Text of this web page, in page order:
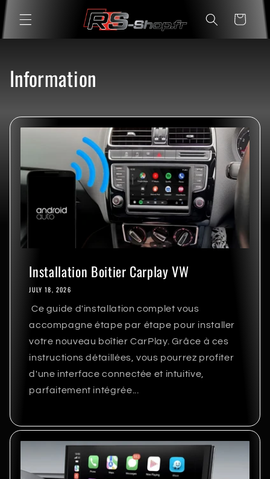
content
Cart
Information
Installation Boitier Carplay VW
JULY 18, 2026
Ce guide d'installation complet vous
accompagne étape par étape pour installer
votre nouveau boîtier CarPlay. Grâce à ces
instructions détaillées, vous pourrez profiter
d'une interface connectée et intuitive,
parfaitement intégrée...